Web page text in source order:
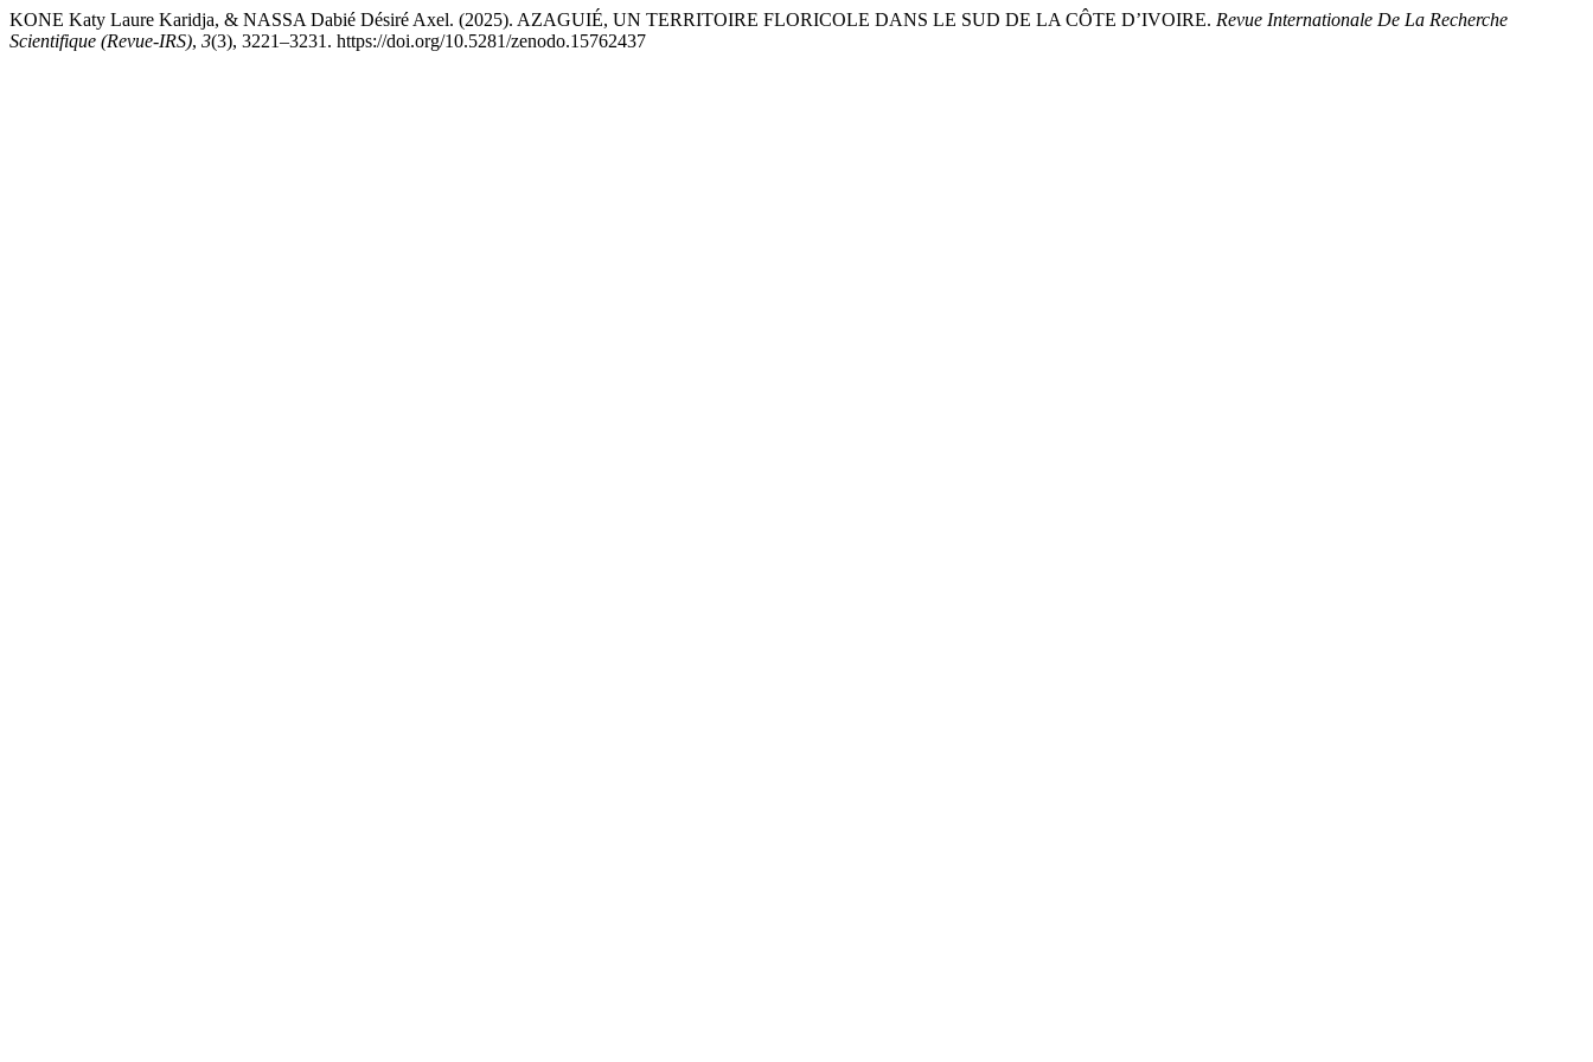
KONE Katy Laure Karidja, & NASSA Dabié Désiré Axel. (2025). AZAGUIÉ, UN TERRITOIRE FLORICOLE DANS LE SUD DE LA CÔTE D’IVOIRE. Revue Internationale De La Recherche
Scientifique (Revue-IRS), 3(3), 3221–3231. https://doi.org/10.5281/zenodo.15762437